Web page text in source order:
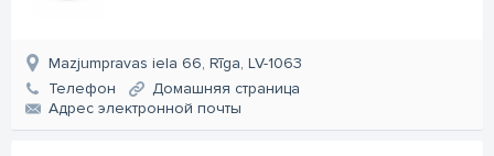
Mazjumpravas iela 66, Rīga, LV-1063
Телефон
Домашняя страница
Aдрес электронной почты